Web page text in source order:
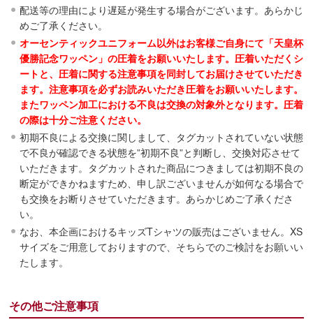
配送等の理由により遅延が発生する場合がございます。あらかじ
めご了承ください。
オーセンティックユニフォーム以外はお客様ご自身にて「天皇杯
優勝記念ワッペン」の圧着をお願いいたします。圧着いただくシ
ートと、圧着に関する注意事項を同封してお届けさせていただき
ます。注意事項を必ずお読みいただき圧着をお願いいたします。
またワッペン加工における不良は交換の対象外となります。圧着
の際は十分ご注意ください。
初期不良による交換に関しまして、タグカットされていない状態
で不良が確認できる状態を”初期不良”と判断し、交換対応させて
いただきます。タグカットされた商品につきましては初期不良の
断定ができかねますため、申し訳ございませんが如何なる場合で
も交換をお断りさせていただきます。あらかじめご了承くださ
い。
なお、本企画におけるキッズTシャツの販売はございません。XS
サイズをご用意しておりますので、そちらでのご検討をお願いい
たします。
その他ご注意事項